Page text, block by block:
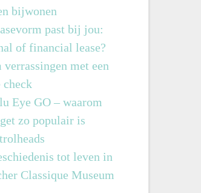
bijwonen
past bij jou:
of financial lease?
verrassingen met een
check
Eye GO – waarom
zo populair is
tot leven in
Classique Museum